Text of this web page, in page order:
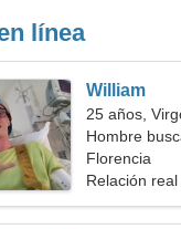
línea
William
25 años,
Hombre
Florencia
Relación real